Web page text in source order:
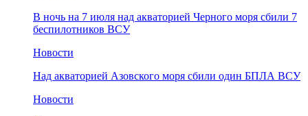
В ночь на 7 июля над акваторией Черного моря сбили 7
беспилотников ВСУ
Новости
Над акваторией Азовского моря сбили один БПЛА ВСУ
Новости